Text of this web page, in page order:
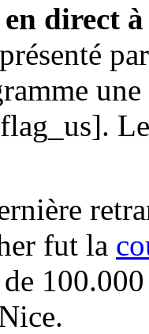
en direct
présenté
fut la